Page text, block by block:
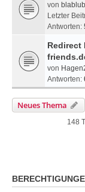
von
Letzter
Antworten:
Redirect
von
Antworten:
Neues Thema
148